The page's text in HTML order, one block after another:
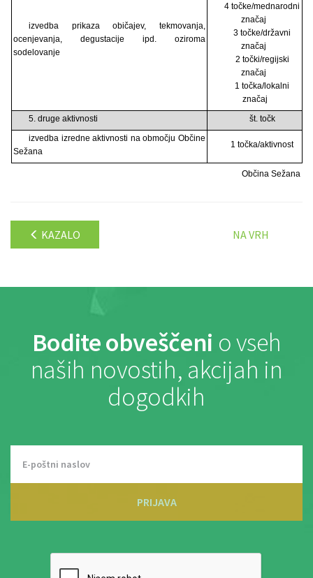
izvedba prikaza običajev, tekmovanja,
ocenjevanja, degustacije ipd. oziroma
sodelovanje
4 točke/mednarodni
značaj
3 točke/državni
značaj
2 točki/regijski
značaj
1 točka/lokalni
značaj
5. druge aktivnosti
št. točk
izvedba izredne aktivnosti na območju Občine
Sežana
1 točka/aktivnost
Občina Sežana
KAZALO NA VRH
Bodite obveščeni o vseh
naših novostih, akcijah in
dogodkih
PRIJAVA